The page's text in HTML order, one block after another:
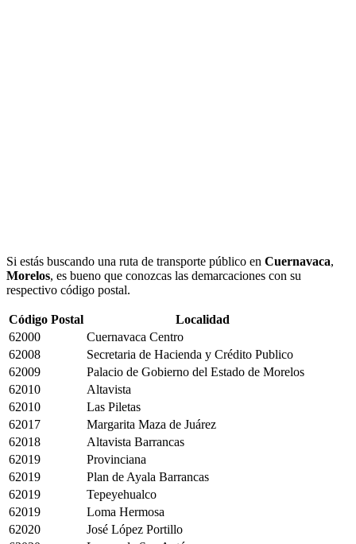
Si estás buscando una ruta de transporte público en Cuernavaca,
Morelos, es bueno que conozcas las demarcaciones con su
respectivo código postal.
Código Postal
Localidad
62000
Cuernavaca Centro
62008
Secretaria de Hacienda y Crédito Publico
62009
Palacio de Gobierno del Estado de Morelos
62010
Altavista
62010
Las Piletas
62017
Margarita Maza de Juárez
62018
Altavista Barrancas
62019
Provinciana
62019
Plan de Ayala Barrancas
62019
Tepeyehualco
62019
Loma Hermosa
62020
José López Portillo